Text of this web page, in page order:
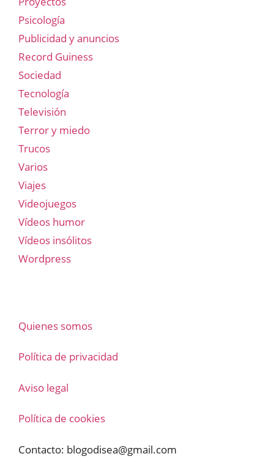
Psicología
Publicidad y anuncios
Record Guiness
Sociedad
Tecnología
Televisión
Terror y miedo
Trucos
Varios
Viajes
Videojuegos
Vídeos humor
Vídeos insólitos
Wordpress
Quienes somos
Política de privacidad
Aviso legal
Política de cookies
Contacto: blogodisea@gmail.com